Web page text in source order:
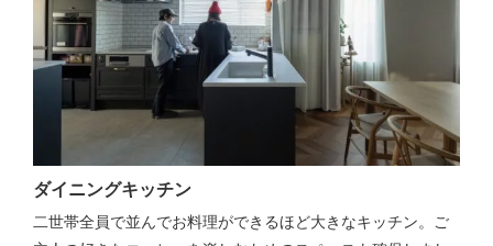
ダイニングキッチン
二世帯全員で並んでお料理ができるほど大きなキッチン。ご